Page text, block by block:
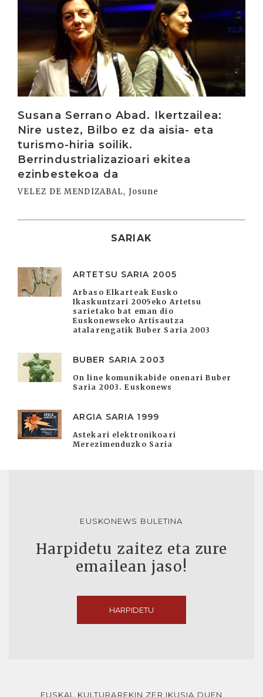
Susana Serrano Abad. Ikertzailea:
Nire ustez, Bilbo ez da aisia- eta
turismo-hiria soilik.
Berrindustrializazioari ekitea
ezinbestekoa da
VELEZ DE MENDIZABAL, Josune
SARIAK
ARTETSU SARIA 2005
Arbaso Elkarteak Eusko
Ikaskuntzari 2005eko Artetsu
sarietako bat eman dio
Euskonewseko Artisautza
atalarengatik Buber Saria 2003
BUBER SARIA 2003
On line komunikabide onenari Buber
Saria 2003. Euskonews
ARGIA SARIA 1999
Astekari elektronikoari
Merezimenduzko Saria
EUSKONEWS BULETINA
Harpidetu zaitez eta zure
emailean jaso!
HARPIDETU
EUSKAL KULTURAREKIN ZER IKUSIA DUEN